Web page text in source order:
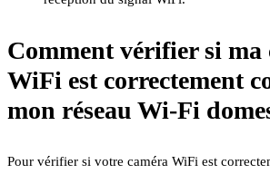
Comment vérifier si ma
WiFi est correctement
mon réseau Wi-Fi
Pour vérifier si votre caméra WiFi est